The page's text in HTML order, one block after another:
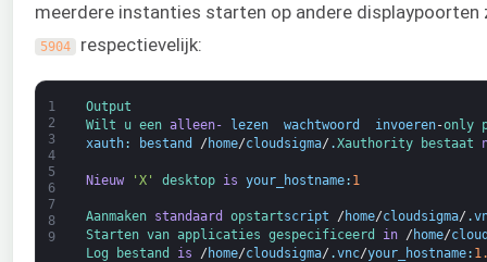
meerdere instanties starten op andere
5904 respectievelijk:
1
2
3
4
5
6
7
8
9
Output
Wilt
u een alleen- lezen wachtwoord invoeren-only
xauth: bestand / home/cloudsigma/ .Xauthority bestaat
Nieuw 'X' desktop is your_hostname: 1
Aanmaken standaard opstartscript / home/cloudsigma/ .
Starten van applicaties gespecificeerd in / home/
Log
bestand is / home/cloudsigma/ .vnc/your_hostname: